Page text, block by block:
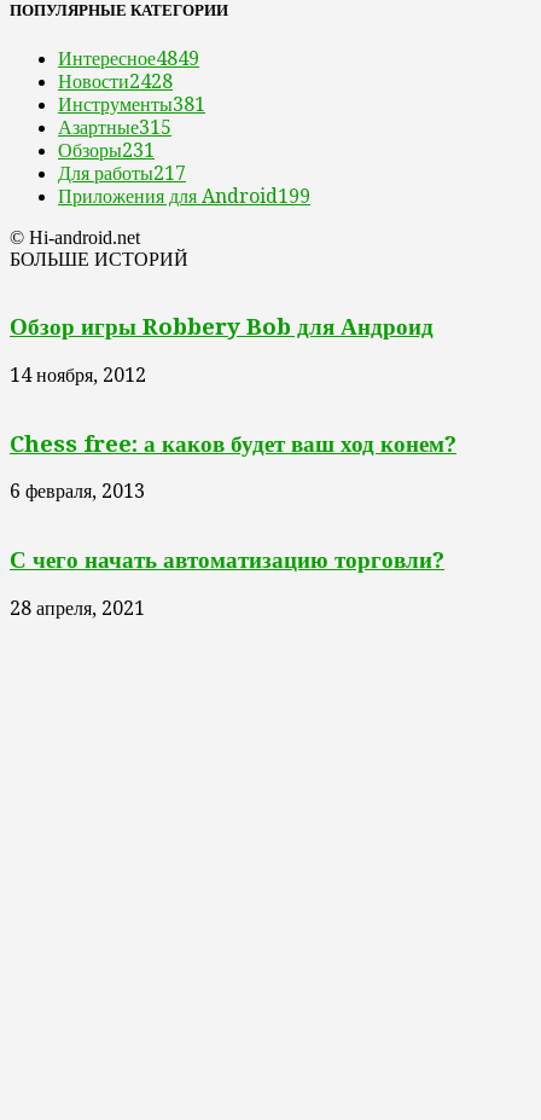
ПОПУЛЯРНЫЕ КАТЕГОРИИ
Интересное4849
Новости2428
Инструменты381
Азартные315
Обзоры231
Для работы217
Приложения для Android199
© Hi-android.net
БОЛЬШЕ ИСТОРИЙ
Обзор игры Robbery Bob для Андроид
14 ноября, 2012
Chess free: а каков будет ваш ход конем?
6 февраля, 2013
С чего начать автоматизацию торговли?
28 апреля, 2021